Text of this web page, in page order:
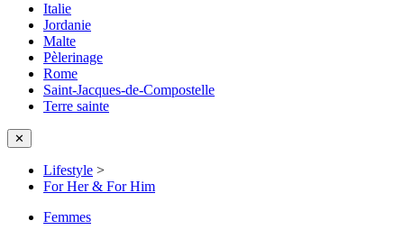
Italie
Jordanie
Malte
Pèlerinage
Rome
Saint-Jacques-de-Compostelle
Terre sainte
✕
Lifestyle >
For Her & For Him
Femmes